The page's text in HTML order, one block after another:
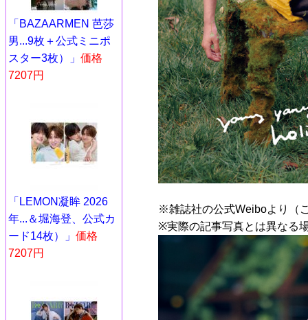
「BAZAARMEN 芭莎
男...9枚＋公式ミニポ
スター3枚）」 価格
7207円
「LEMON凝眸 2026
年...＆堀海登、公式カ
ード14枚）」 価格
7207円
※雑誌社の公式Weiboより（
※実際の記事写真とは異なる